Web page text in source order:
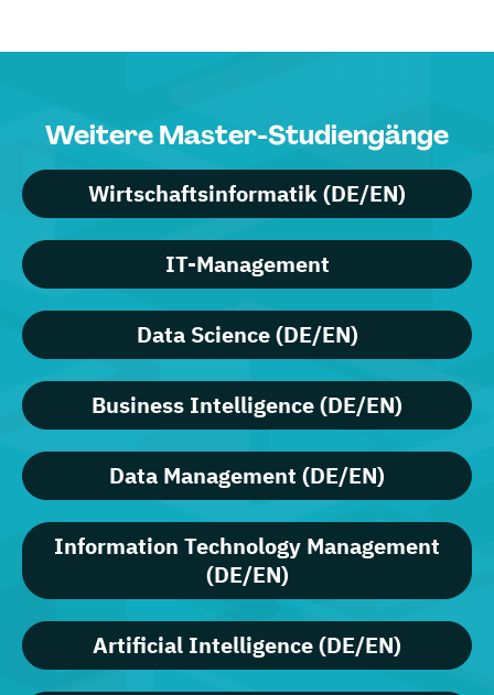
Weitere Master-Studiengänge
Wirtschaftsinformatik (DE/EN)
IT-Management
Data Science (DE/EN)
Business Intelligence (DE/EN)
Data Management (DE/EN)
Information Technology Management
(DE/EN)
Artificial Intelligence (DE/EN)